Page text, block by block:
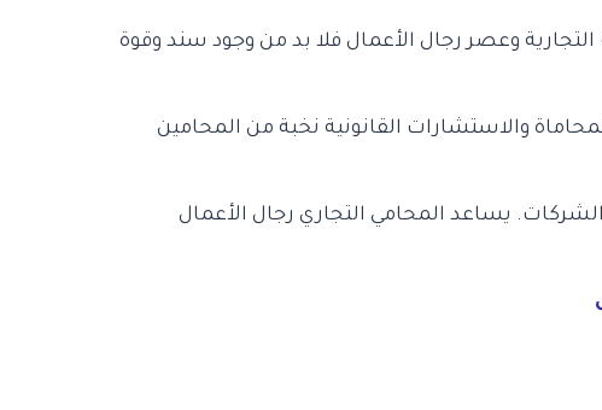
وعصر رجال الأعمال فلا بد من وجود سند وقوة
والاستشارات القانونية نخبة من المحامين
يساعد المحامي التجاري رجال الأعمال